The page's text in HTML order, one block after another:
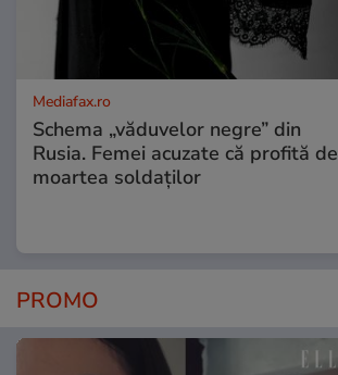
Mediafax.ro
Schema „văduvelor negre” din
Rusia. Femei acuzate că profită de
moartea soldaților
PROMO